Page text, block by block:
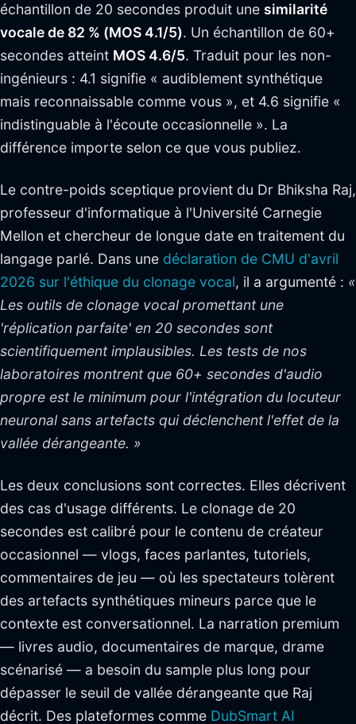
échantillon de 20 secondes produit une similarité
vocale de 82 % (MOS 4.1/5). Un échantillon de 60+
secondes atteint MOS 4.6/5. Traduit pour les non-
ingénieurs : 4.1 signifie « audiblement synthétique
mais reconnaissable comme vous », et 4.6 signifie «
indistinguable à l'écoute occasionnelle ». La
différence importe selon ce que vous publiez.
Le contre-poids sceptique provient du Dr Bhiksha Raj,
professeur d'informatique à l'Université Carnegie
Mellon et chercheur de longue date en traitement du
langage parlé. Dans une déclaration de CMU d'avril
2026 sur l'éthique du clonage vocal, il a argumenté : «
Les outils de clonage vocal promettant une
'réplication parfaite' en 20 secondes sont
scientifiquement implausibles. Les tests de nos
laboratoires montrent que 60+ secondes d'audio
propre est le minimum pour l'intégration du locuteur
neuronal sans artefacts qui déclenchent l'effet de la
vallée dérangeante. »
Les deux conclusions sont correctes. Elles décrivent
des cas d'usage différents. Le clonage de 20
secondes est calibré pour le contenu de créateur
occasionnel — vlogs, faces parlantes, tutoriels,
commentaires de jeu — où les spectateurs tolèrent
des artefacts synthétiques mineurs parce que le
contexte est conversationnel. La narration premium
— livres audio, documentaires de marque, drame
scénarisé — a besoin du sample plus long pour
dépasser le seuil de vallée dérangeante que Raj
décrit. Des plateformes comme DubSmart AI